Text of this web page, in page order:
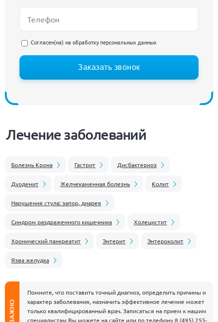
Согласен(на) на обработку персональных данных
Заказать звонок
Лечение заболеваний
Болезнь Крона Гастрит Дисбактериоз
Дуоденит Желчекаменная болезнь Колит
Нарушения стула: запор, диарея
Синдром раздраженного кишечника Холецистит
Хронический панкреатит Энтерит Энтероколит
Язва желудка
ВАЖНО
Помните, что поставить точный диагноз, определить причины и
характер заболевания, назначить эффективное лечение может
только квалифицированный врач. Записаться на прием к нашим
специалистам Вы можете на сайте или по телефону8 (495) 255-